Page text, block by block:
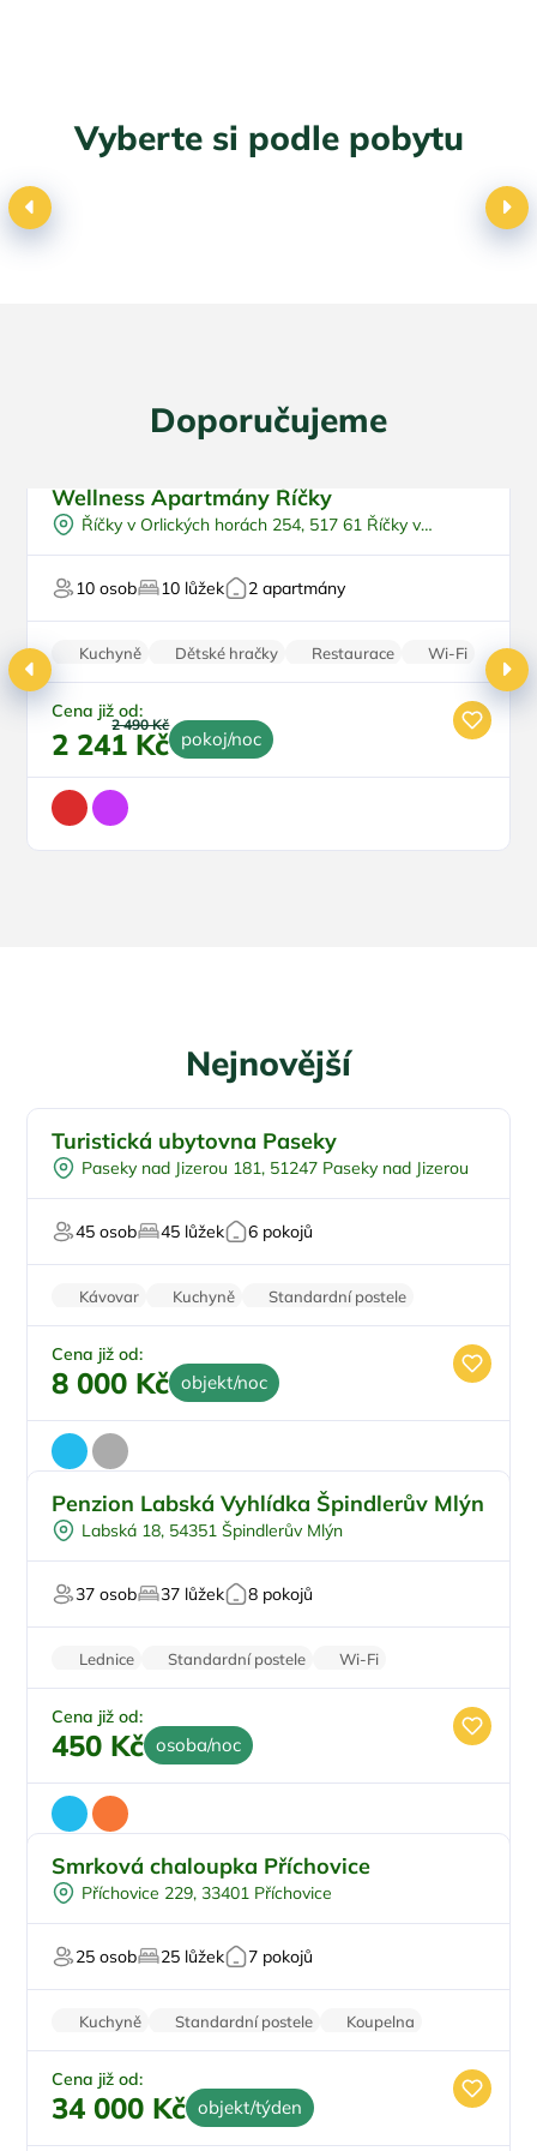
Vyberte si podle pobytu
Doporučujeme
Pro rodiny s dětmi
Pro milovníky přírody
U sjezdovky
Sleva %
Wellness Apartmány Říčky
Říčky v Orlických horách 254, 517 61 Říčky v
10 osob
10 lůžek 2 apartmány
Kuchyně Dětské hračky Restaurace
Wi-Fi
Parkování zdarma
Cena již od:
2 490 Kč
2 241 Kč pokoj/noc
Nejnovější
U lesa
Firemní akce/teambuilding
Pro svatby a oslavy
Turistická ubytovna Paseky
Paseky nad Jizerou 181, 51247 Paseky nad Jizerou
45 osob 45 lůžek 6 pokojů
Kávovar Kuchyně
Standardní postele
Wi-Fi
Zvířata povolena
Cena již od:
8 000 Kč objekt/noc
Pro skupiny
U lyžařského střediska
V národním parku
Penzion Labská Vyhlídka Špindlerův Mlýn
Labská 18, 54351 Špindlerův Mlýn
37 osob 37 lůžek 8 pokojů
Lednice Standardní postele
Wi-Fi
Zvířata povolena
Parkování zdarma
Cena již od:
450 Kč osoba/noc
Pro rodiny s dětmi
Na horách
Pro majitele mazlíčků
Smrková chaloupka Příchovice
Příchovice 229, 33401 Příchovice
25 osob 25 lůžek 7 pokojů
Kuchyně Standardní postele
Koupelna
Nekuřácký objekt
Parkování zdarma
Cena již od:
34 000 Kč objekt/týden